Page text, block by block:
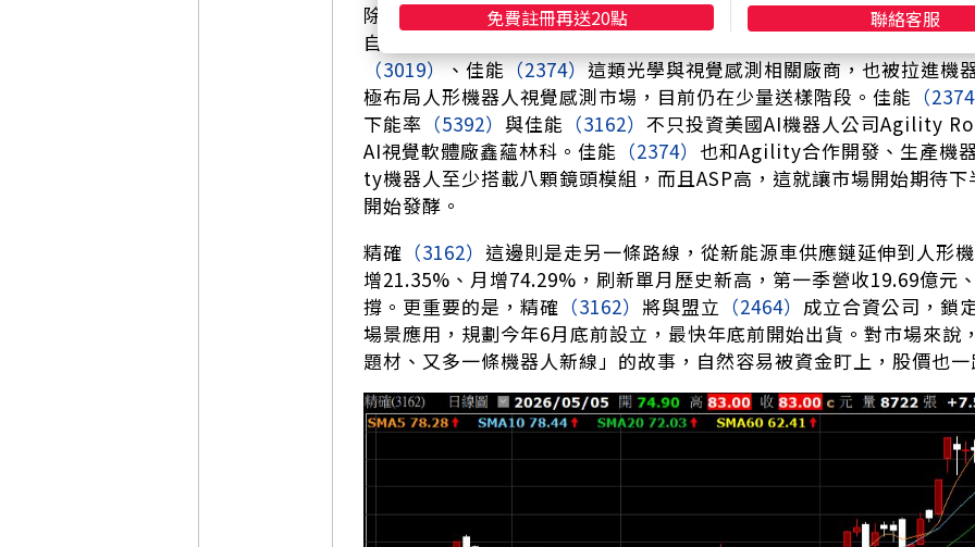
除了機器人骨架與馬達，這次另一個被市場盯上的方向，就是「機器
自主行動，不能只靠腦袋想，還要看得到、感測得到、判斷得出來，
（3019）、佳能（2374）這類光學與視覺感測相關廠商，也被拉進機
極布局人形機器人視覺感測市場，目前仍在少量送樣階段。佳能 （
下能率 （5392） 與佳能 （3162） 不只投資美國AI機器人公司Agility
AI視覺軟體廠鑫蘊林科。佳能 （2374） 也和Agility合作開發、生產機
ty機器人至少搭載八顆鏡頭模組，而且ASP高，這就讓市場開始期待
開始發酵。
精確 （3162） 這邊則是走另一條路線，從新能源車供應鏈延伸到人形
增21.35%、月增74.29%，刷新單月歷史新高，第一季營收19.69億元
撐。更重要的是，精確 （3162） 將與盟立 （2464） 成立合資公司，鎖
場景應用，規劃今年6月底前設立，最快年底前開始出貨。對市場來說
題材、又多一條機器人新線」的故事，自然容易被資金盯上，股價也
免費註冊再送20點 聯絡客服